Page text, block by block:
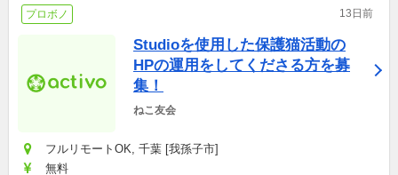
プロボノ 13日前
Studioを使用した保護猫活動の
HPの運用をしてくださる方を募
集！
ねこ友会
フルリモートOK, 千葉 [我孫子市]
無料